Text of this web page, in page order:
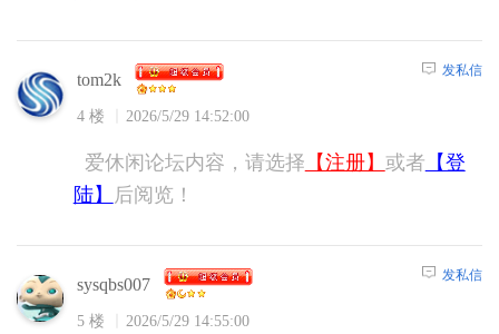
tom2k
4 楼 2026/5/29 14:52:00
发私信
爱休闲论坛内容，请选择 【注册】 或者 【登
陆】
后阅览！
sysqbs007
5 楼 2026/5/29 14:55:00
发私信